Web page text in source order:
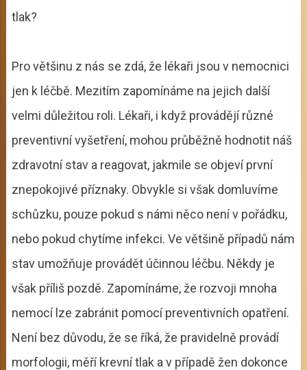
tlak?
Pro většinu z nás se zdá, že lékaři jsou v nemocnici
jen k léčbě. Mezitím zapomínáme na jejich další
velmi důležitou roli. Lékaři, i když provádějí různé
preventivní vyšetření, mohou průběžně hodnotit náš
zdravotní stav a reagovat, jakmile se objeví první
znepokojivé příznaky. Obvykle si však domluvíme
schůzku, pouze pokud s námi něco není v pořádku,
nebo pokud chytíme infekci. Ve většině případů nám
stav umožňuje provádět účinnou léčbu. Někdy je
však příliš pozdě. Zapomínáme, že rozvoji mnoha
nemocí lze zabránit pomocí preventivních opatření.
Není bez důvodu, že se říká, že pravidelně provádí
morfologii, měří krevní tlak a v případě žen dokonce